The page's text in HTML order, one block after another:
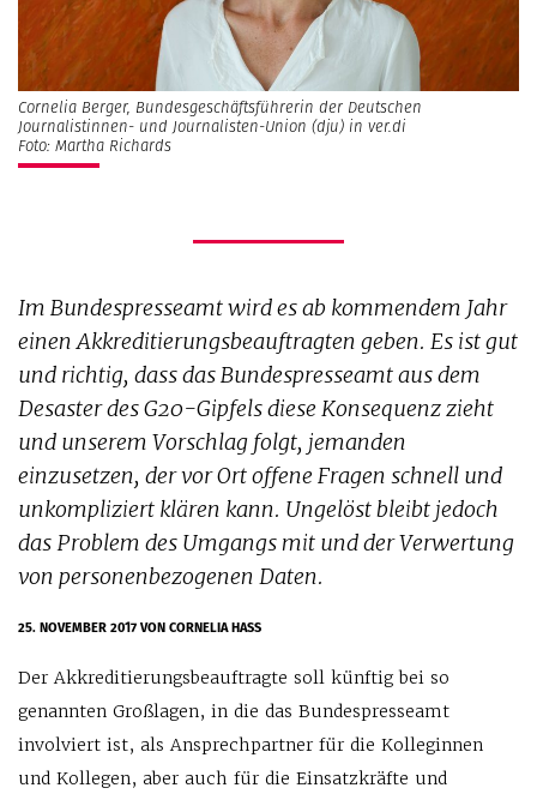
Cornelia Berger, Bundesgeschäftsführerin der Deutschen
Journalistinnen- und Journalisten-Union (dju) in ver.di
Foto: Martha Richards
Im Bundespresseamt wird es ab kommendem Jahr
einen Akkreditierungsbeauftragten geben. Es ist gut
und richtig, dass das Bundespresseamt aus dem
Desaster des G20-Gipfels diese Konsequenz zieht
und unserem Vorschlag folgt, jemanden
einzusetzen, der vor Ort offene Fragen schnell und
unkompliziert klären kann. Ungelöst bleibt jedoch
das Problem des Umgangs mit und der Verwertung
von personenbezogenen Daten.
25. NOVEMBER 2017VON CORNELIA HASS
Der Akkreditierungsbeauftragte soll künftig bei so
genannten Großlagen, in die das Bundespresseamt
involviert ist, als Ansprechpartner für die Kolleginnen
und Kollegen, aber auch für die Einsatzkräfte und